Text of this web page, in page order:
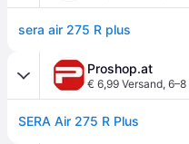
sera air 275 R plus
Proshop.at
€ 6,99 Versand, 6–8
SERA Air 275 R Plus